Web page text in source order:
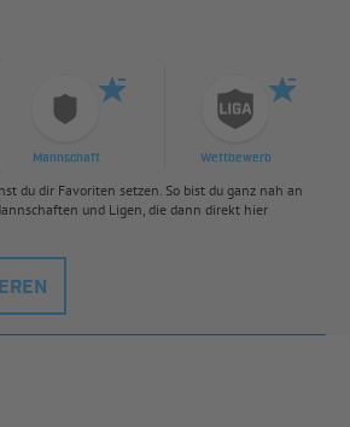
Mannschaft Wettbewerb
du dir Favoriten setzen. So bist du ganz nah an
und Ligen, die dann direkt hier